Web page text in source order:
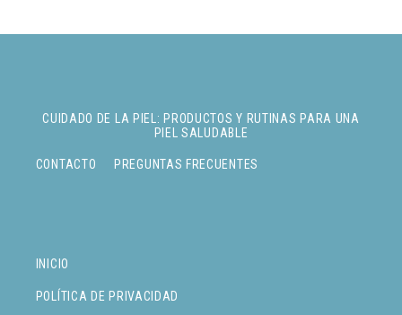
INICIO
POLÍTICA DE PRIVACIDAD
CUIDADO DE LA PIEL: PRODUCTOS Y RUTINAS PARA UNA
PIEL SALUDABLE
CONTACTO PREGUNTAS FRECUENTES